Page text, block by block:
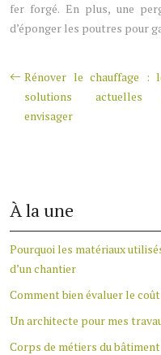
fer forgé. En plus, une
d’éponger les poutres pour
Rénover le chauffage :
solutions actuelles
envisager
À la une
Pourquoi les matériaux
d’un chantier
Comment bien évaluer le
Un architecte pour mes
Corps de métiers du